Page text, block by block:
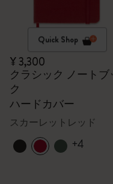
Quick Shop
¥ 3,300
クラシック ノートブ
ク
ハードカバー
スカーレットレッド
+4